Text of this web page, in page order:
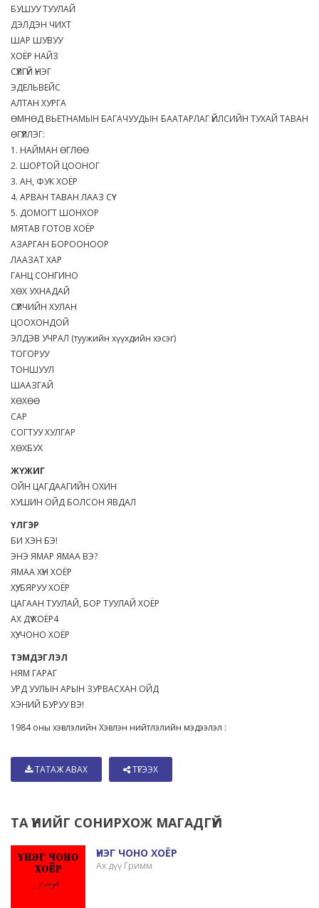
БУШУУ ТУУЛАЙ
ДЭЛДЭН ЧИХТ
ШАР ШУВУУ
ХОЁР НАЙЗ
СҮҮЛГҮЙ ҮНЭГ
ЭДЕЛЬВЕЙС
АЛТАН ХУРГА
ӨМНӨД ВЬЕТНАМЫН БАГАЧУУДЫН БААТАРЛАГ ҮЙЛСИЙН ТУХАЙ ТАВАН
ӨГҮҮЛЛЭГ:
1. НАЙМАН ӨГЛӨӨ
2. ШОРТОЙ ЦООНОГ
3. АН, ФУК ХОЁР
4. АРВАН ТАВАН ЛААЗ СҮҮ
5. ДОМОГТ ШОНХОР
МЯТАВ ГОТОВ ХОЁР
АЗАРГАН БОРООНООР
ЛААЗАТ ХАР
ГАНЦ СОНГИНО
ХӨХ УХНАДАЙ
СҮҮЛЧИЙН ХУЛАН
ЦООХОНДОЙ
ЭЛДЭВ УЧРАЛ (туужийн хүүхдийн хэсэг)
ТОГОРУУ
ТОНШУУЛ
ШААЗГАЙ
ХӨХӨӨ
САР
СОГТУУ ХУЛГАР
ХӨХБУХ
ЖҮЖИГ
ОЙН ЦАГДААГИЙН ОХИН
ХУШИН ОЙД БОЛСОН ЯВДАЛ
ҮЛГЭР
БИ ХЭН БЭ!
ЭНЭ ЯМАР ЯМАА ВЭ?
ЯМАА ХҮН ХОЁР
ХҮҮ, БЯРУУ ХОЁР
ЦАГААН ТУУЛАЙ, БОР ТУУЛАЙ ХОЁР
АХ ДҮҮ ХОЁР4
ХҮҮ, ЧОНО ХОЁР
ТЭМДЭГЛЭЛ
НЯМ ГАРАГ
УРД УУЛЫН АРЫН ЗУРВАСХАН ОЙД
ХЭНИЙ БУРУУ ВЭ!
1984 оны хэвлэлийн Хэвлэн нийтлэлийн мэдээлэл :
ТАТАЖ АВАХ ТҮГЭЭХ
ТА ҮҮНИЙГ СОНИРХОЖ МАГАДГҮЙ
ҮНЭГ ЧОНО ХОЁР
Ах дүү Гримм